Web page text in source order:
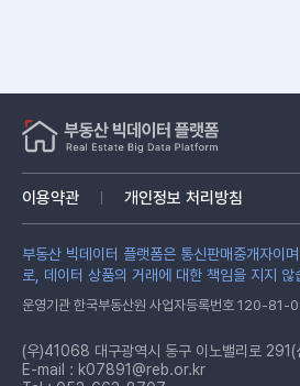
이용약관 개인정보 처리방침
부동산 빅데이터 플랫폼은 통신판매중개자이
로, 데이터 상품의 거래에 대한 책임을 지지 않
운영기관 한국부동산원 사업자등록번호 120-
(우)41068 대구광역시 동구 이노밸리로 291(
E-mail : k07891@reb.or.kr